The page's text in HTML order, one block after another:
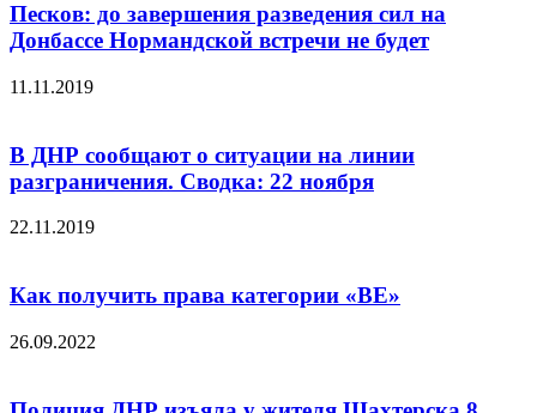
Песков: до завершения разведения сил на
Донбассе Нормандской встречи не будет
11.11.2019
В ДНР сообщают о ситуации на линии
разграничения. Сводка: 22 ноября
22.11.2019
Как получить права категории «ВЕ»
26.09.2022